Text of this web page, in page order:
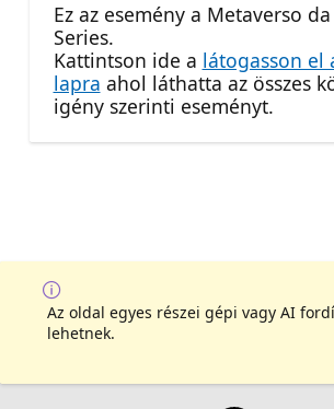
Ez az esemény a Metaverso
Series.
Kattintson ide a látogasson el
lapra ahol láthatta az összes
igény szerinti eseményt.
Az oldal egyes részei gépi vagy AI
lehetnek.